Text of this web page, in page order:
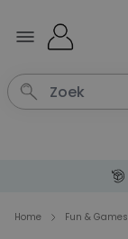
Home Fun & Games